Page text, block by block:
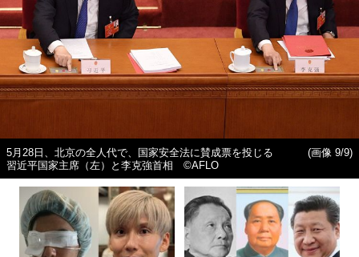
5月28日、北京の全人代で、国家安全法に賛成票を投じる
習近平国家主席（左）と李克強首相 ©︎AFLO
(画像 9/9)